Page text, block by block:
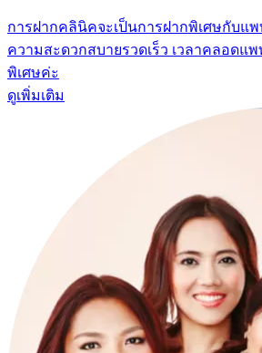
การฝากคลินิคจะเป็นการฝากพิเศษกับแพ
ความสะดวกสบายรวดเร็ว เวลาคลอดแ
พิเศษค่ะ
ดูเพิ่มเติม